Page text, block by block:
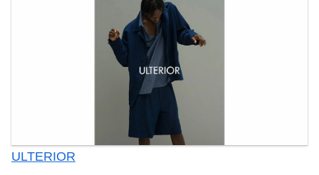
ULTERIOR